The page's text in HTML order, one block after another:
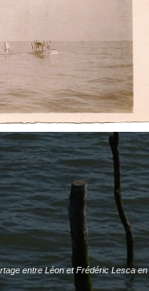
entre Léon et Frédéric Lesca